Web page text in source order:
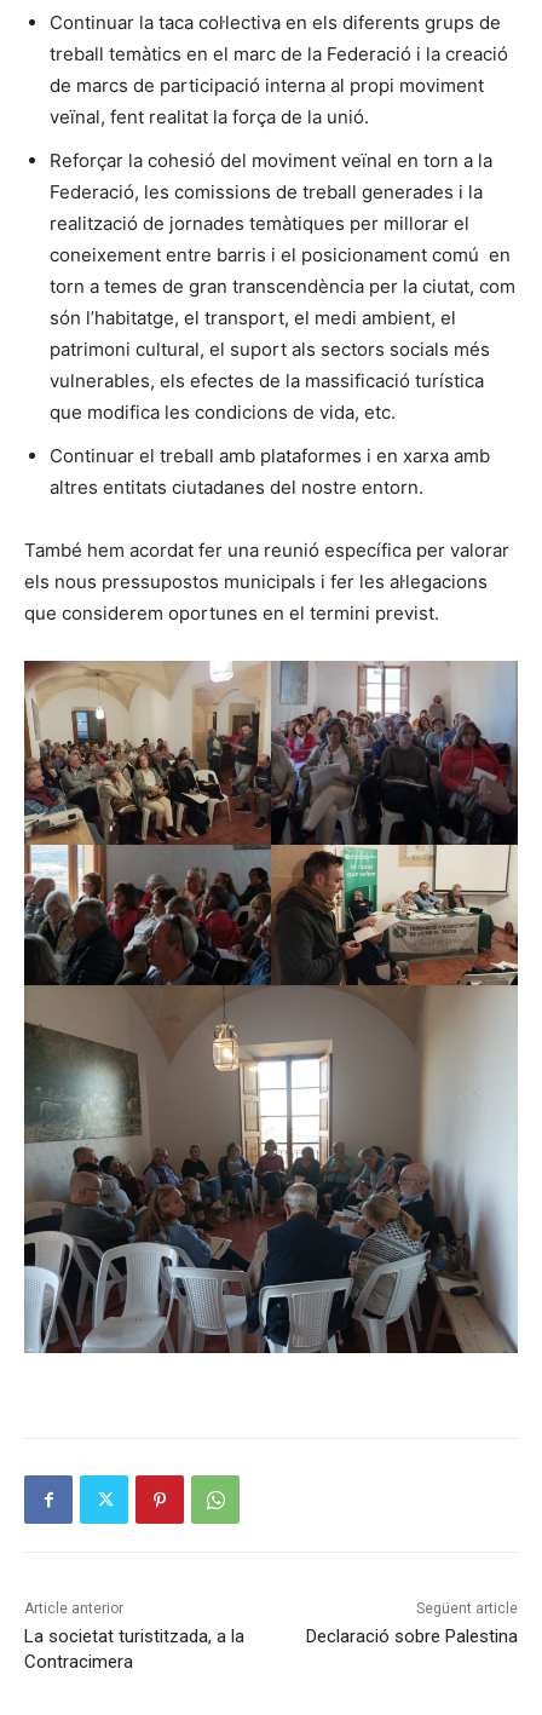
Continuar la taca col·lectiva en els diferents grups de
treball temàtics en el marc de la Federació i la creació
de marcs de participació interna al propi moviment
veïnal, fent realitat la força de la unió.
Reforçar la cohesió del moviment veïnal en torn a la
Federació, les comissions de treball generades i la
realització de jornades temàtiques per millorar el
coneixement entre barris i el posicionament comú en
torn a temes de gran transcendència per la ciutat, com
són l’habitatge, el transport, el medi ambient, el
patrimoni cultural, el suport als sectors socials més
vulnerables, els efectes de la massificació turística
que modifica les condicions de vida, etc.
Continuar el treball amb plataformes i en xarxa amb
altres entitats ciutadanes del nostre entorn.
També hem acordat fer una reunió específica per valorar
els nous pressupostos municipals i fer les al·legacions
que considerem oportunes en el termini previst.
Article anterior
La societat turistitzada, a la
Contracimera
Següent article
Declaració sobre Palestina